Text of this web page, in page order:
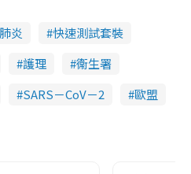
炎
快速測試套裝
護理
衞生署
SARS－CoV－2 歐盟